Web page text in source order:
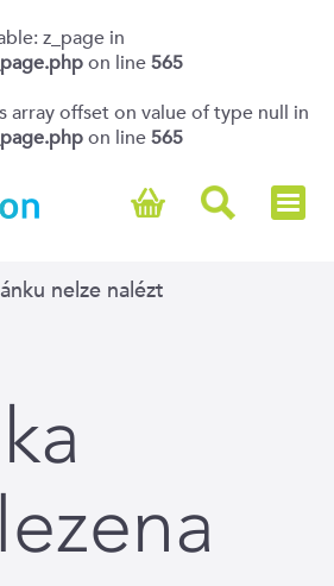
z_page in
on line565
array offset on value of type null in
on line565
nelze nalézt